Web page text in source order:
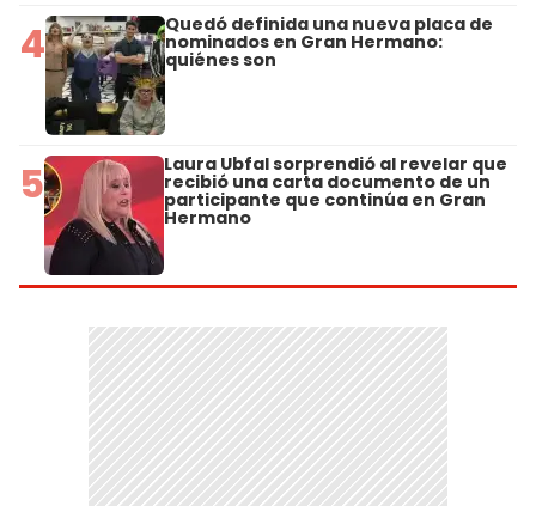
4 Quedó definida una nueva placa de
nominados en Gran Hermano:
quiénes son
5 Laura Ubfal sorprendió al revelar que
recibió una carta documento de un
participante que continúa en Gran
Hermano